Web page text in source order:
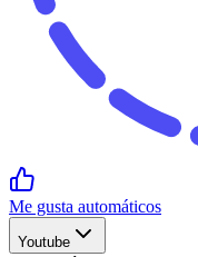
Me gusta automáticos
Youtube